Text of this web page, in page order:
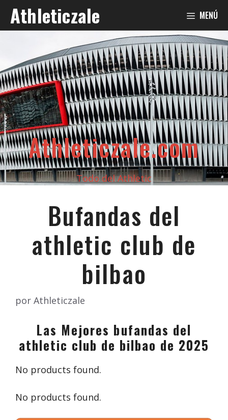
Saltar
contenido
Athleticzale MENÚ
Athleticzale.com
Todo del Athletic
Bufandas del
athletic club de
bilbao
por Athleticzale
Las Mejores bufandas del
athletic club de bilbao de 2025
No products found.
No products found.